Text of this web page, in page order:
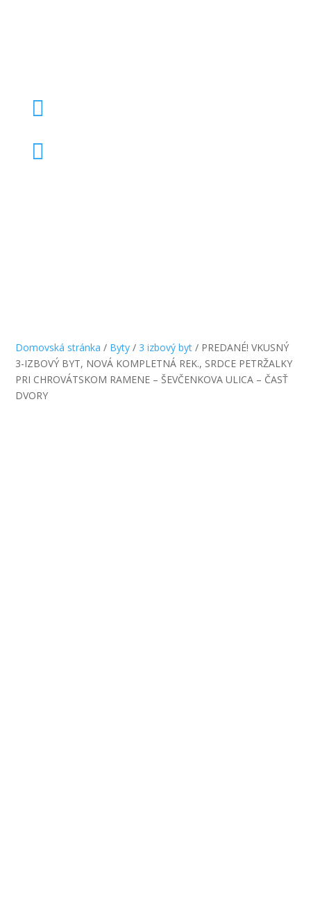


Domovská stránka / Byty / 3 izbový byt / PREDANÉ! VKUSNÝ
3-IZBOVÝ BYT, NOVÁ KOMPLETNÁ REK., SRDCE PETRŽALKY
PRI CHROVÁTSKOM RAMENE – ŠEVČENKOVA ULICA – ČASŤ
DVORY